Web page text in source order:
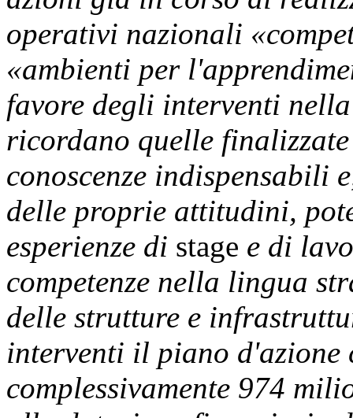
operativi nazionali
«ambienti per
favore degli interventi
ricordano quelle
conoscenze indispensabili
delle proprie attitudini,
esperienze di stage e di
competenze nella lingua
delle strutture e
interventi il piano d'azione
complessivamente 974